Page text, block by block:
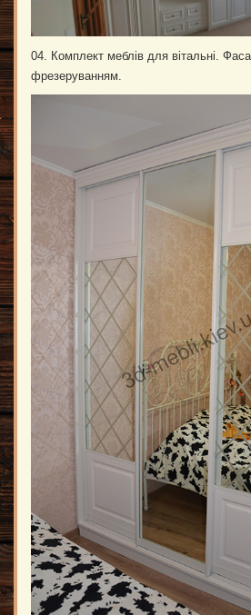
04. Комплект меблів для вітальні.
фрезеруванням.